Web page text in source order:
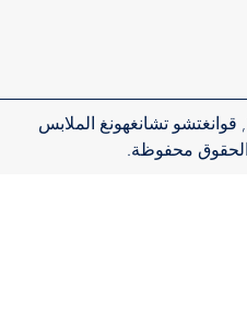
حقوق الطبع والنشر © 2026, قوانغتشو تشانغهونغ الملابس
محفوظة.